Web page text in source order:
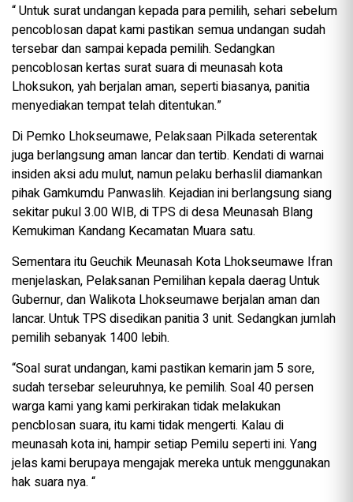
“ Untuk surat undangan kepada para pemilih, sehari sebelum
pencoblosan dapat kami pastikan semua undangan sudah
tersebar dan sampai kepada pemilih. Sedangkan
pencoblosan kertas surat suara di meunasah kota
Lhoksukon, yah berjalan aman, seperti biasanya, panitia
menyediakan tempat telah ditentukan.”
Di Pemko Lhokseumawe, Pelaksaan Pilkada seterentak
juga berlangsung aman lancar dan tertib. Kendati di warnai
insiden aksi adu mulut, namun pelaku berhaslil diamankan
pihak Gamkumdu Panwaslih. Kejadian ini berlangsung siang
sekitar pukul 3.00 WIB, di TPS di desa Meunasah Blang
Kemukiman Kandang Kecamatan Muara satu.
Sementara itu Geuchik Meunasah Kota Lhokseumawe Ifran
menjelaskan, Pelaksanan Pemilihan kepala daerag Untuk
Gubernur, dan Walikota Lhokseumawe berjalan aman dan
lancar. Untuk TPS disedikan panitia 3 unit. Sedangkan jumlah
pemilih sebanyak 1400 lebih.
“Soal surat undangan, kami pastikan kemarin jam 5 sore,
sudah tersebar seleuruhnya, ke pemilih. Soal 40 persen
warga kami yang kami perkirakan tidak melakukan
pencblosan suara, itu kami tidak mengerti. Kalau di
meunasah kota ini, hampir setiap Pemilu seperti ini. Yang
jelas kami berupaya mengajak mereka untuk menggunakan
hak suara nya. “